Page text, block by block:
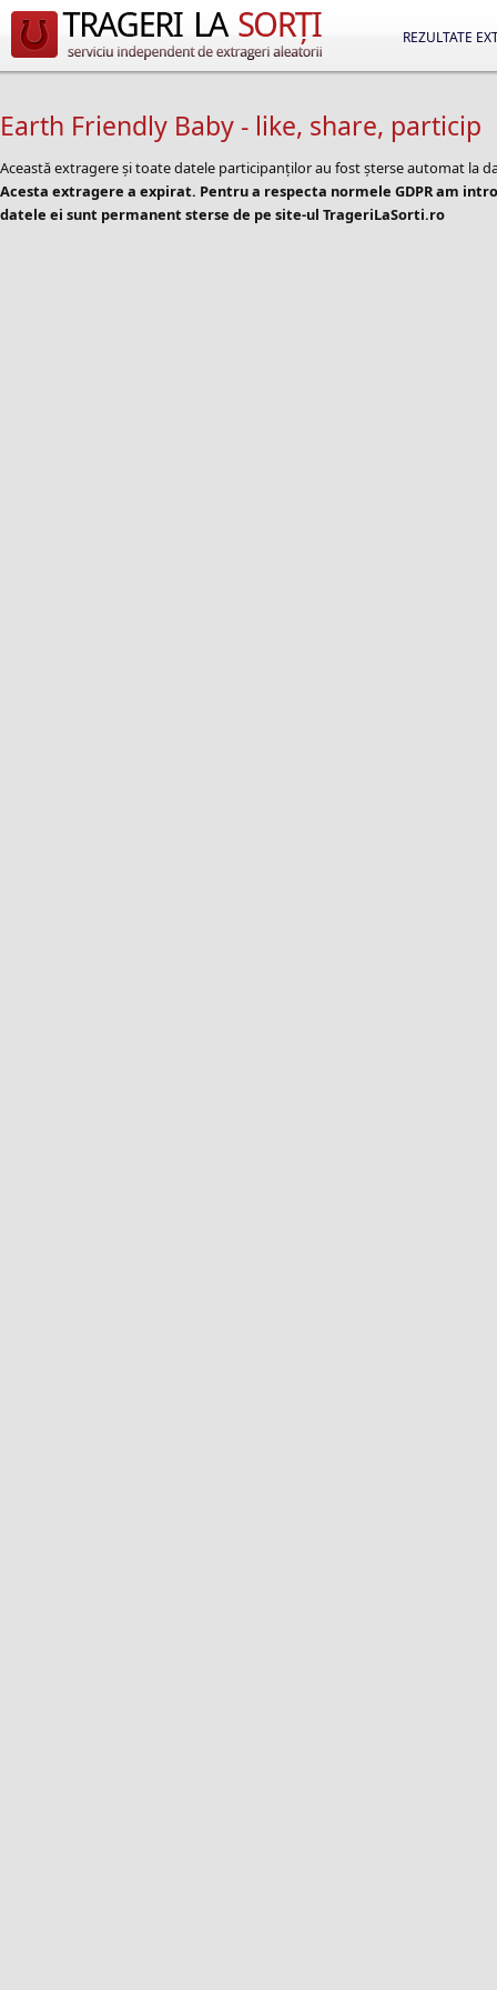
REZULTATE
Earth Friendly Baby - like, share, particip
Această extragere și toate datele participanților au fost șterse automat la
Acesta extragere a expirat. Pentru a respecta normele GDPR am
datele ei sunt permanent sterse de pe site-ul TrageriLaSorti.ro